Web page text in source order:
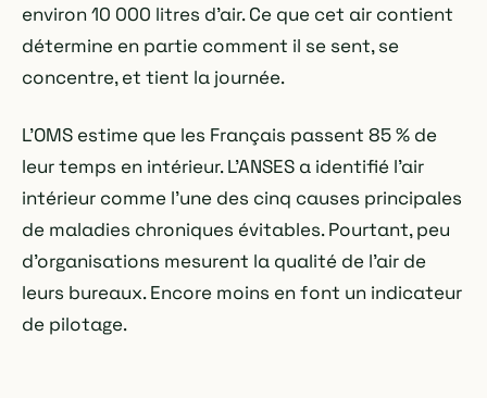
environ 10 000 litres d'air. Ce que cet air contient
détermine en partie comment il se sent, se
concentre, et tient la journée.
L'OMS estime que les Français passent 85 % de
leur temps en intérieur. L'ANSES a identifié l'air
intérieur comme l'une des cinq causes principales
de maladies chroniques évitables. Pourtant, peu
d'organisations mesurent la qualité de l'air de
leurs bureaux. Encore moins en font un indicateur
de pilotage.